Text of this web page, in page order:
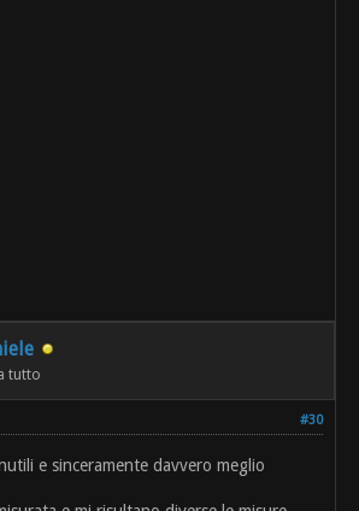
tutto
#30
e sinceramente davvero meglio